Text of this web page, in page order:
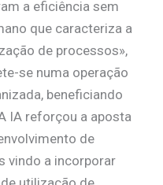
a eficiência sem
que caracteriza a
de processos»,
se numa operação
beneficiando
IA reforçou a aposta
de
vindo a incorporar